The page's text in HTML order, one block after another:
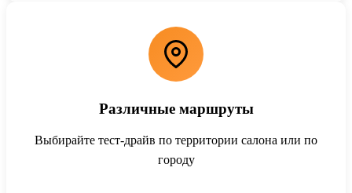
Различные маршруты
Выбирайте тест-драйв по территории салона или по
городу